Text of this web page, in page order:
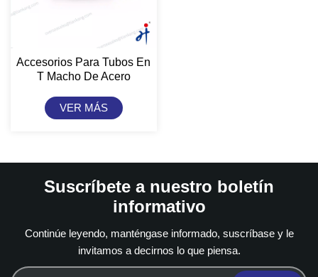
Accesorios Para Tubos En
T Macho De Acero
VER MÁS
Suscríbete a nuestro boletín
informativo
Continúe leyendo, manténgase informado, suscríbase y le
invitamos a decirnos lo que piensa.